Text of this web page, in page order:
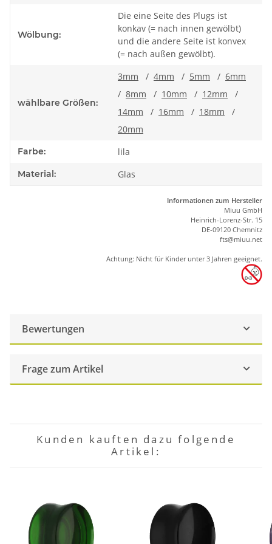
Wölbung:
Die eine Seite des Plugs ist
konkav (= nach innen gewölbt)
und die andere Seite ist konvex
(= nach außen gewölbt).
wählbare Größen:
3mm / 4mm / 5mm / 6mm
/ 8mm / 10mm / 12mm
/
14mm
/ 16mm / 18mm
/
20mm
Farbe: lila
Material: Glas
Informationen zum Hersteller
Miuu GmbH
Heinrich-Lorenz-Str. 15
DE-09120 Chemnitz
fts@miuu.net
Achtung: Nicht für Kinder unter 3 Jahren geeignet.
Bewertungen
Frage zum Artikel
Kunden kauften dazu folgende
Artikel: